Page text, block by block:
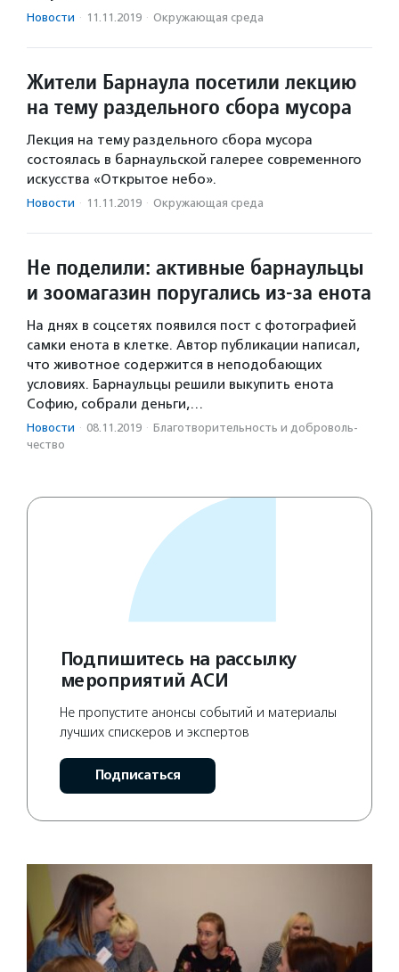
Новости · 11.11.2019 · Окружающая среда
Жители Барнаула посетили лекцию
на тему раздельного сбора мусора
Лекция на тему раздельного сбора мусора
состоялась в барнаульской галерее современного
искусства «Открытое небо».
Новости · 11.11.2019 · Окружающая среда
Не поделили: активные барнаульцы
и зоомагазин поругались из-за енота
На днях в соцсетях появился пост с фотографией
самки енота в клетке. Автор публикации написал,
что животное содержится в неподобающих
условиях. Барнаульцы решили выкупить енота
Софию, собрали деньги,…
Новости · 08.11.2019 · Благотвори­тель­ность и доброволь­
чест­во
Подпишитесь на рассылку
мероприятий АСИ
Не пропустите анонсы событий и материалы
лучших спискеров и экспертов
Подписаться